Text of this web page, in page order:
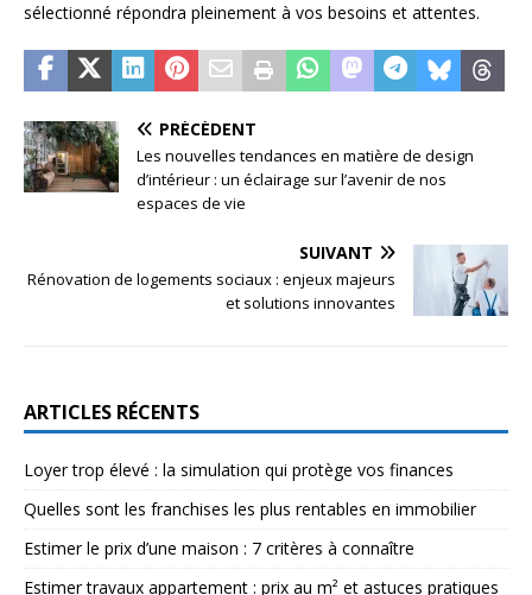
sélectionné répondra pleinement à vos besoins et attentes.
PRÉCÉDENT
Les nouvelles tendances en matière de design
d’intérieur : un éclairage sur l’avenir de nos
espaces de vie
SUIVANT
Rénovation de logements sociaux : enjeux majeurs
et solutions innovantes
ARTICLES RÉCENTS
Loyer trop élevé : la simulation qui protège vos finances
Quelles sont les franchises les plus rentables en immobilier
Estimer le prix d’une maison : 7 critères à connaître
Estimer travaux appartement : prix au m² et astuces pratiques